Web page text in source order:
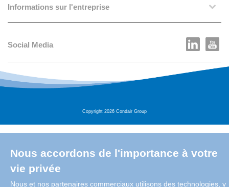
Informations sur l'entreprise
Social Media
Copyright 2026 Condair Group
Nous accordons de l'importance à votre
vie privée
Nous et nos partenaires commerciaux utilisons des technologies, y